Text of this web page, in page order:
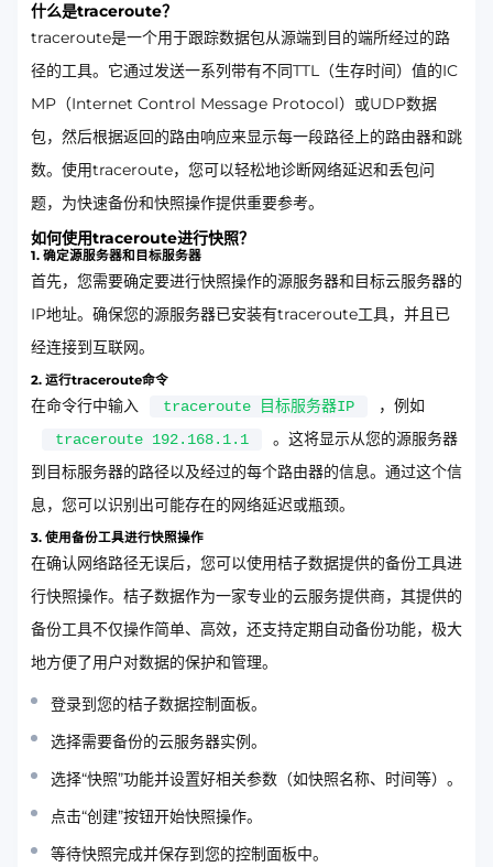
什么是traceroute？
traceroute是一个用于跟踪数据包从源端到目的端所经过的路
径的工具。它通过发送一系列带有不同TTL（生存时间）值的IC
MP（Internet Control Message Protocol）或UDP数据
包，然后根据返回的路由响应来显示每一段路径上的路由器和跳
数。使用traceroute，您可以轻松地诊断网络延迟和丢包问
题，为快速备份和快照操作提供重要参考。
如何使用traceroute进行快照？
1. 确定源服务器和目标服务器
首先，您需要确定要进行快照操作的源服务器和目标云服务器的
IP地址。确保您的源服务器已安装有traceroute工具，并且已
经连接到互联网。
2. 运行traceroute命令
在命令行中输入 traceroute 目标服务器IP ，例如
traceroute 192.168.1.1
。这将显示从您的源服务器
到目标服务器的路径以及经过的每个路由器的信息。通过这个信
息，您可以识别出可能存在的网络延迟或瓶颈。
3. 使用备份工具进行快照操作
在确认网络路径无误后，您可以使用桔子数据提供的备份工具进
行快照操作。桔子数据作为一家专业的云服务提供商，其提供的
备份工具不仅操作简单、高效，还支持定期自动备份功能，极大
地方便了用户对数据的保护和管理。
登录到您的桔子数据控制面板。
选择需要备份的云服务器实例。
选择“快照”功能并设置好相关参数（如快照名称、时间等）。
点击“创建”按钮开始快照操作。
等待快照完成并保存到您的控制面板中。